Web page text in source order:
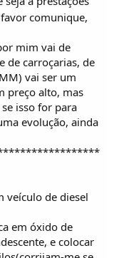
comunique,
mim vai de
de carroçarias, de
vai ser um
preço alto, mas
isso for para
evolução, ainda
veículo de diesel
em óxido de
e colocar